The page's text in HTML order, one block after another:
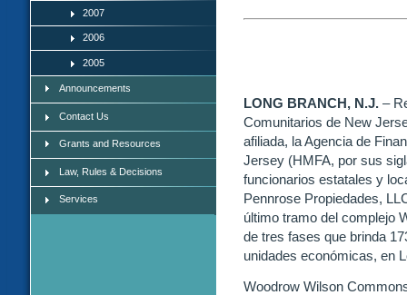
2007
2006
2005
Announcements
Contact Us
Grants and Resources
Law, Rules & Decisions
Services
LONG BRANCH, N.J. –
Comunitarios de New
afiliada, la Agencia de
Jersey (HMFA, por sus
funcionarios estatales y
Pennrose Propiedades,
último tramo del complejo
de tres fases que brinda
unidades económicas, en
Woodrow Wilson